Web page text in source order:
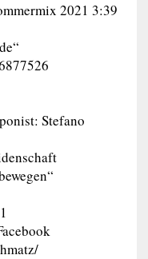
2021 3:39
Stefano